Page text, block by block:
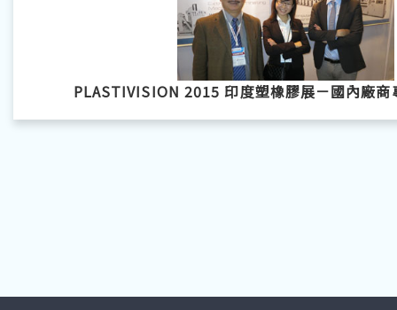
PLASTIVISION 2015 印度塑橡膠展－國內廠商